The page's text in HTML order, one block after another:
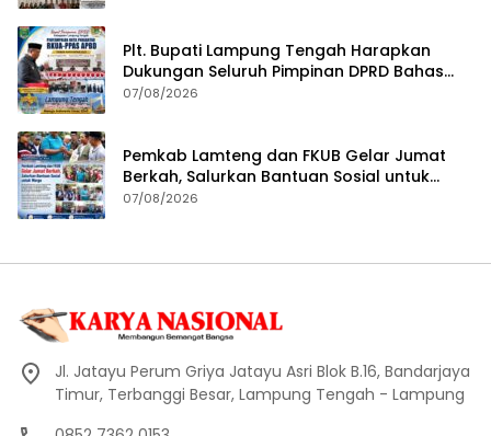
Plt. Bupati Lampung Tengah Harapkan
Dukungan Seluruh Pimpinan DPRD Bahas
RKUA-PPAS APBD Tahun 2027
07/08/2026
Pemkab Lamteng dan FKUB Gelar Jumat
Berkah, Salurkan Bantuan Sosial untuk
Warga
07/08/2026
Jl. Jatayu Perum Griya Jatayu Asri Blok B.16, Bandarjaya
Timur, Terbanggi Besar, Lampung Tengah - Lampung